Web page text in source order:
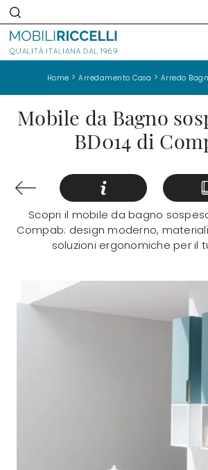
Home >Arredamento Casa > Arredo
Mobile da Bagno
BD014 di
Scopri il mobile da bagno sospeso
Compab: design moderno,
soluzioni ergonomiche per il